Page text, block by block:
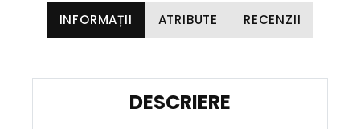
INFORMAȚII ATRIBUTE RECENZII